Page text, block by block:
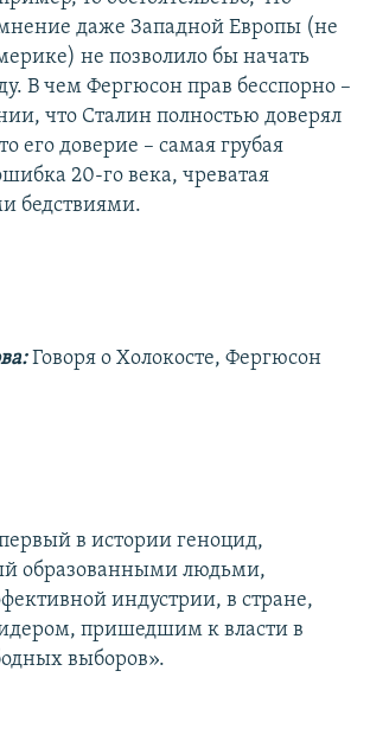
даже Западной Европы (не
не позволило бы начать
В чем Фергюсон прав бесспорно –
что Сталин полностью доверял
его доверие – самая грубая
20-го века, чреватая
бедствиями.
Говоря о Холокосте, Фергюсон
в истории геноцид,
образованными людьми,
индустрии, в стране,
пришедшим к власти в
выборов».